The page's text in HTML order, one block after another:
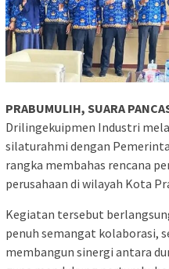
PRABUMULIH, SUARA
Drilingekuipmen Industri
silaturahmi dengan
rangka membahas rencana
perusahaan di wilayah Kota
Kegiatan tersebut
penuh semangat kolaborasi,
membangun sinergi antara